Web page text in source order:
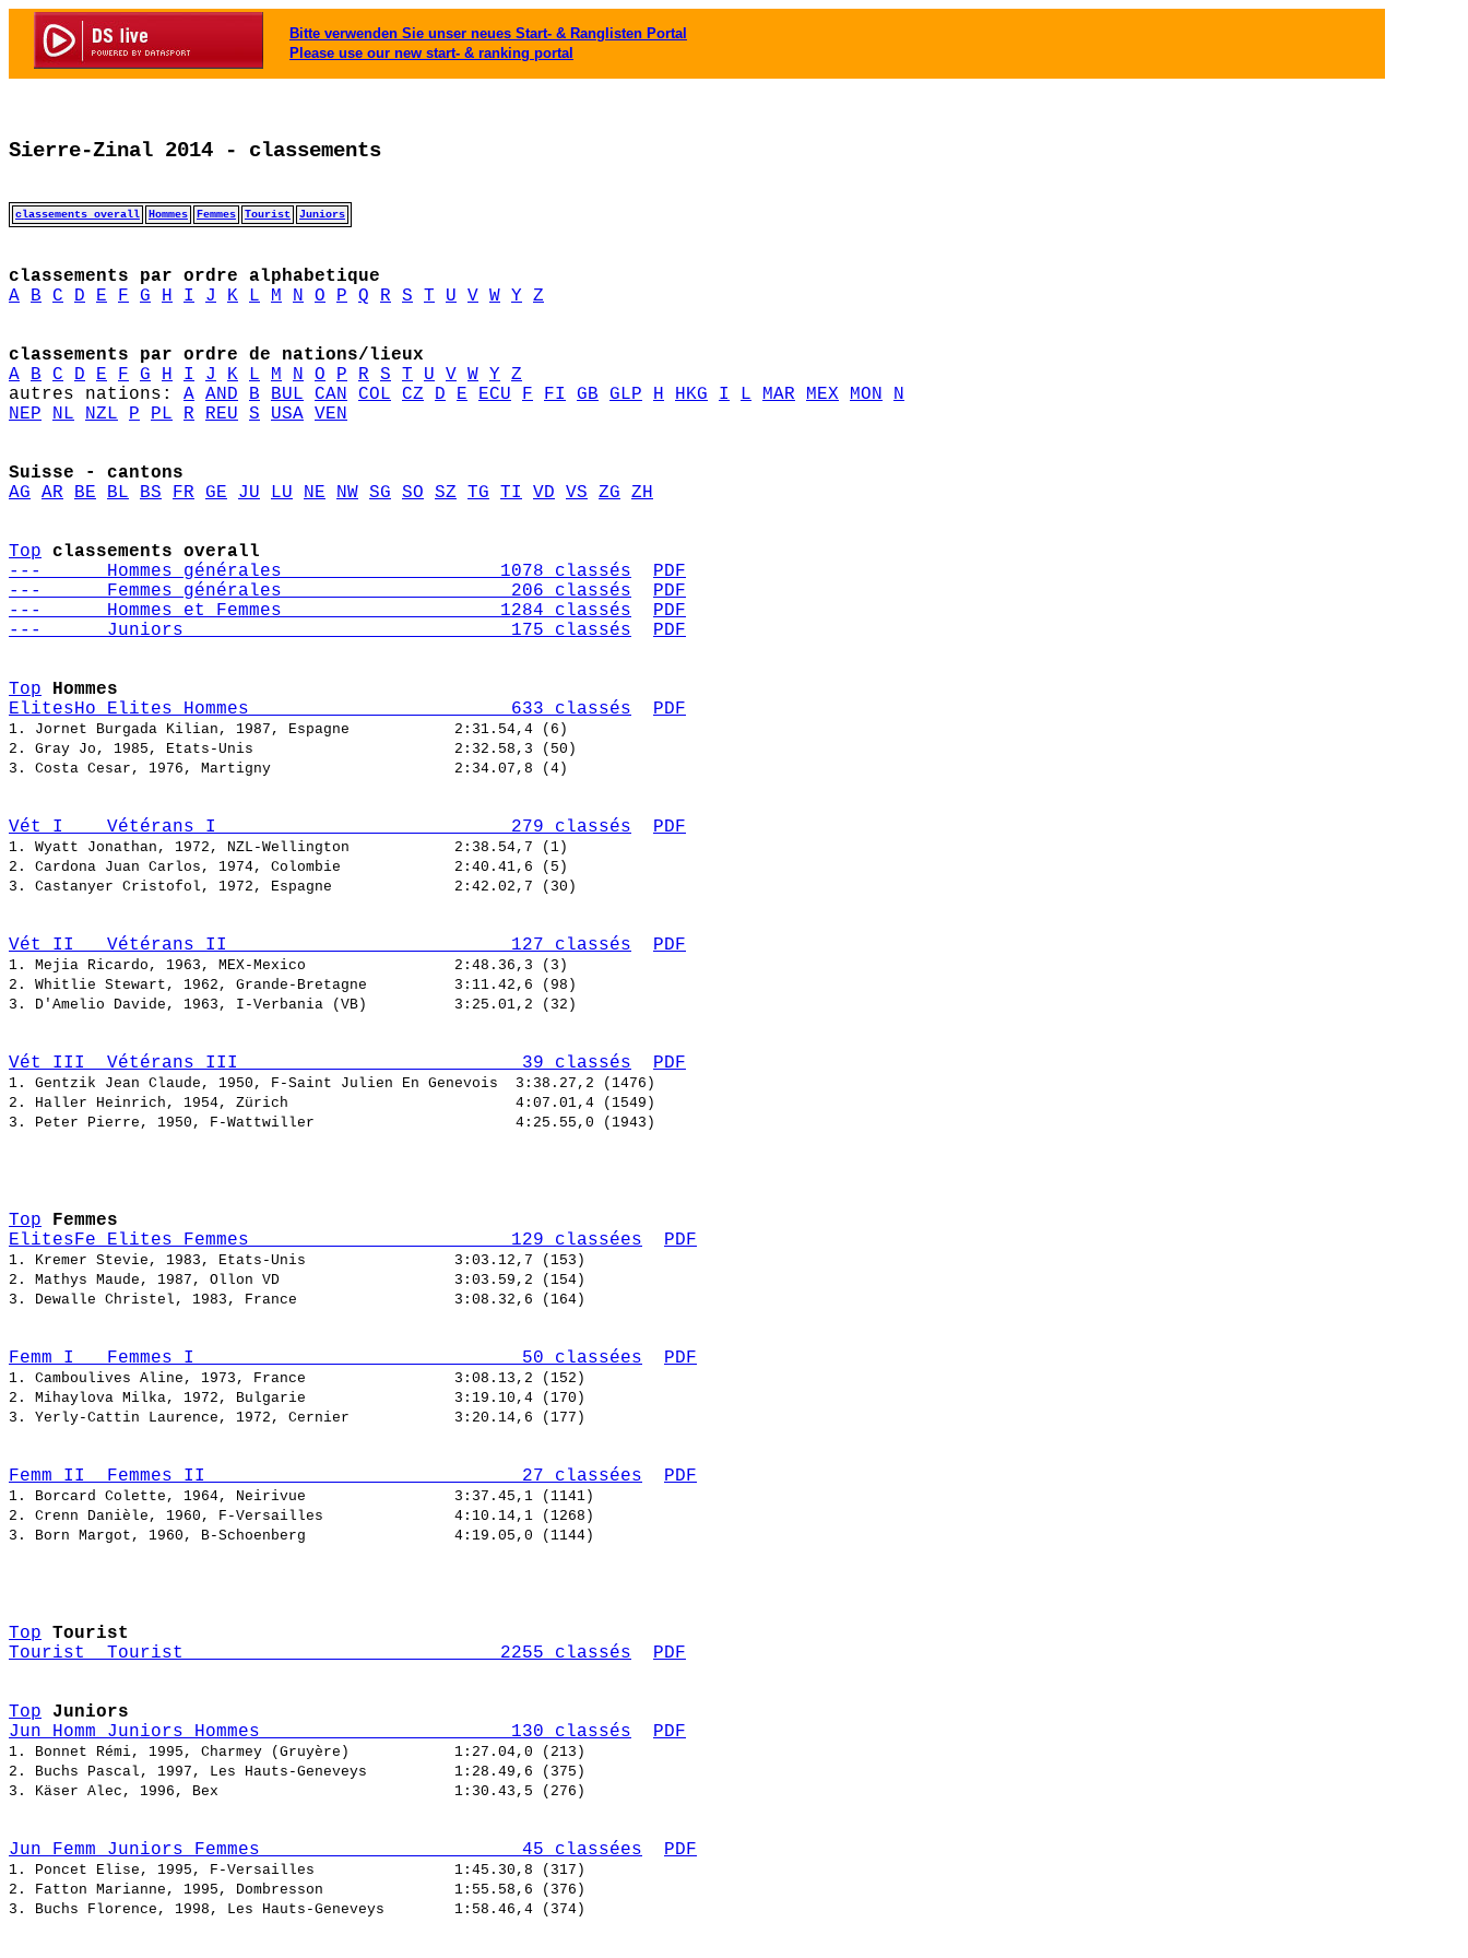
Bitte verwenden Sie unser neues Start- & Ranglisten Portal
Please use our new start- & ranking portal
Sierre-Zinal 2014 - classements
classements overall Hommes Femmes Tourist Juniors
classements par ordre alphabetique
A
B C D E F G H I J K L M N O P Q R S T U V W Y Z
classements par ordre de nations/lieux
A
B C D E F G H I J K L M N O P R S T U V W Y
Z
autres nations: A AND B BUL CAN COL CZ D E ECU F FI GB GLP H HKG I L MAR MEX MON
N
NEP
NL NZL P PL R REU S USA VEN
Suisse - cantons
AG
AR BE BL BS FR GE JU LU NE NW SG SO SZ TG TI VD VS ZG ZH
Top
classements overall
---      Hommes générales                    1078 classés
PDF
---      Femmes générales                     206 classés
PDF
---      Hommes et Femmes                    1284 classés
PDF
---      Juniors                              175 classés
PDF
Top
Hommes
ElitesHo Elites Hommes                        633 classés
PDF
1. Jornet Burgada Kilian, 1987, Espagne
2. Gray Jo, 1985, Etats-Unis
3. Costa Cesar, 1976, Martigny
Vét_I    Vétérans I                           279 classés PDF
1. Wyatt Jonathan, 1972, NZL-Wellington
2. Cardona Juan Carlos, 1974, Colombie
3. Castanyer Cristofol, 1972, Espagne
Vét_II   Vétérans II                          127 classés PDF
1. Mejia Ricardo, 1963, MEX-Mexico
2. Whitlie Stewart, 1962, Grande-Bretagne
3. D'Amelio Davide, 1963, I-Verbania (VB)
Vét_III  Vétérans III                          39 classés PDF
1. Gentzik Jean Claude, 1950, F-Saint Julien En Genevois
2. Haller Heinrich, 1954, Zürich
3. Peter Pierre, 1950, F-Wattwiller
Top
Femmes
ElitesFe Elites Femmes                        129 classées
PDF
1. Kremer Stevie, 1983, Etats-Unis
2. Mathys Maude, 1987, Ollon VD
3. Dewalle Christel, 1983, France
Femm_I   Femmes I                              50 classées PDF
1. Camboulives Aline, 1973, France
2. Mihaylova Milka, 1972, Bulgarie
3. Yerly-Cattin Laurence, 1972, Cernier
Femm_II  Femmes II                             27 classées PDF
1. Borcard Colette, 1964, Neirivue
2. Crenn Danièle, 1960, F-Versailles
3. Born Margot, 1960, B-Schoenberg
Top
Tourist
Tourist  Tourist                             2255 classés
PDF
Top
Juniors
Jun_Homm Juniors Hommes                       130 classés
PDF
1. Bonnet Rémi, 1995, Charmey (Gruyère)
2. Buchs Pascal, 1997, Les Hauts-Geneveys
3. Käser Alec, 1996, Bex
Jun_Femm Juniors Femmes                        45 classées PDF
1. Poncet Elise, 1995, F-Versailles
2. Fatton Marianne, 1995, Dombresson
3. Buchs Florence, 1998, Les Hauts-Geneveys